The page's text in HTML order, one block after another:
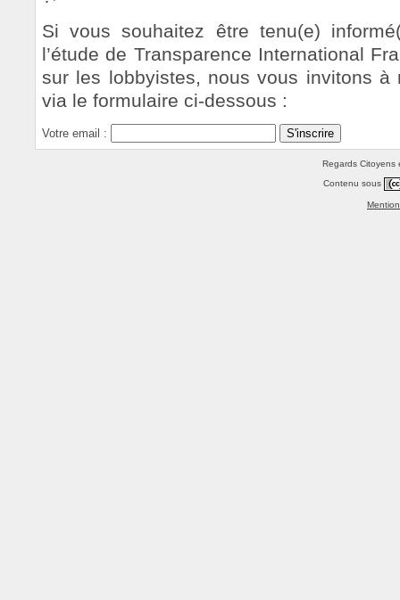
Si vous souhaitez être tenu(e)
l’étude de Transparence International
sur les lobbyistes, nous vous invitons à
via le formulaire ci-dessous :
Votre email :
Regards
Contenu sous